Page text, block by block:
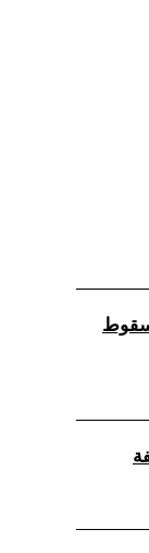
سقوط